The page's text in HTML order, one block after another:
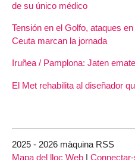
de su único médico
Tensión en el Golfo, ataques
Ceuta marcan la jornada
Iruñea / Pamplona: Jaten
El Met rehabilita al diseñador
2025 - 2026 màquina RSS
Mapa del lloc Web |